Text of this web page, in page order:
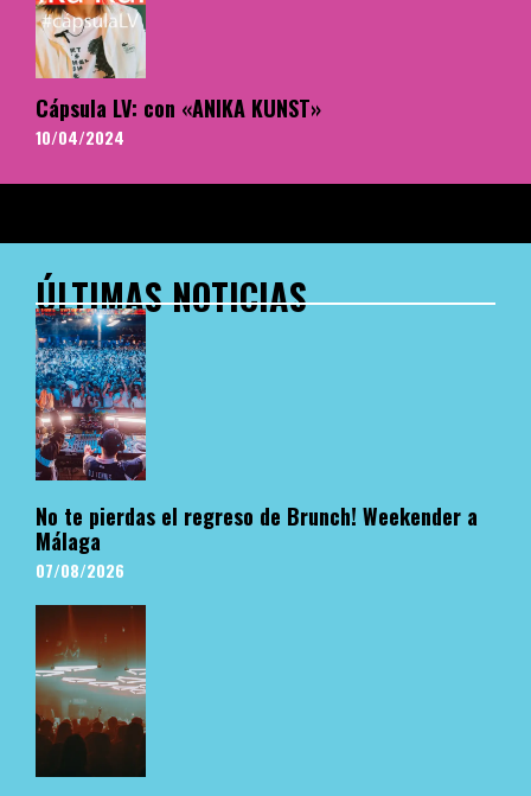
Cápsula LV: con «ANIKA KUNST»
10/04/2024
ÚLTIMAS NOTICIAS
No te pierdas el regreso de Brunch! Weekender a
Málaga
07/08/2026